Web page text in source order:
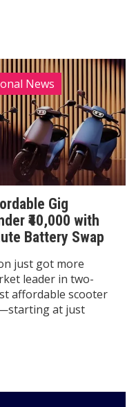
News
Gig
₹40,000 with
Battery Swap
just got more
leader in two-
affordable scooter
at just